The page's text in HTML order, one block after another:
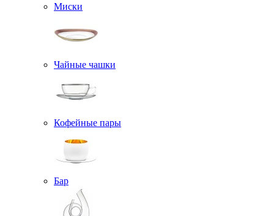
Миски
Чайные чашки
Кофейные пары
Бар